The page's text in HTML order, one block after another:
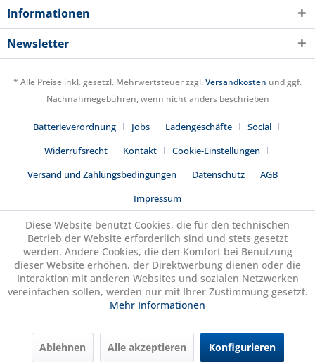
Informationen
Newsletter
* Alle Preise inkl. gesetzl. Mehrwertsteuer zzgl.Versandkosten und ggf.
Nachnahmegebühren, wenn nicht anders beschrieben
Batterieverordnung Jobs Ladengeschäfte
Social
Widerrufsrecht
Kontakt
Cookie-Einstellungen
Versand und Zahlungsbedingungen
Datenschutz
AGB
Impressum
Diese Website benutzt Cookies, die für den technischen
Betrieb der Website erforderlich sind und stets gesetzt
werden. Andere Cookies, die den Komfort bei Benutzung
dieser Website erhöhen, der Direktwerbung dienen oder die
Interaktion mit anderen Websites und sozialen Netzwerken
vereinfachen sollen, werden nur mit Ihrer Zustimmung gesetzt.
Mehr Informationen
Ablehnen Alle akzeptieren Konfigurieren